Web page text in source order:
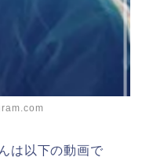
は以下の動画で